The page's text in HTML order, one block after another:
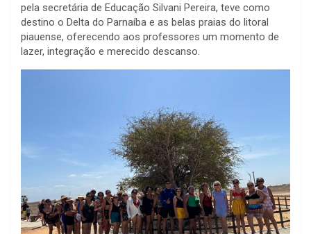
pela secretária de Educação Silvani Pereira, teve como
destino o Delta do Parnaíba e as belas praias do litoral
piauense, oferecendo aos professores um momento de
lazer, integração e merecido descanso.